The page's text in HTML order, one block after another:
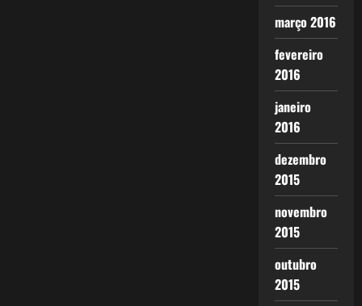
março 2016
fevereiro
2016
janeiro
2016
dezembro
2015
novembro
2015
outubro
2015